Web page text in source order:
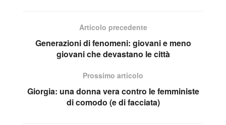
Articolo precedente
Generazioni di fenomeni: giovani e meno
giovani che devastano le città
Prossimo articolo
Giorgia: una donna vera contro le femministe
di comodo (e di facciata)